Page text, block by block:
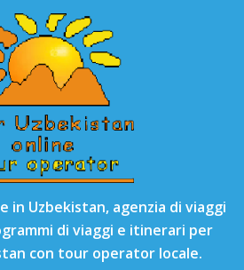
in Uzbekistan, agenzia di viaggi
di viaggi e itinerari per
con tour operator locale.